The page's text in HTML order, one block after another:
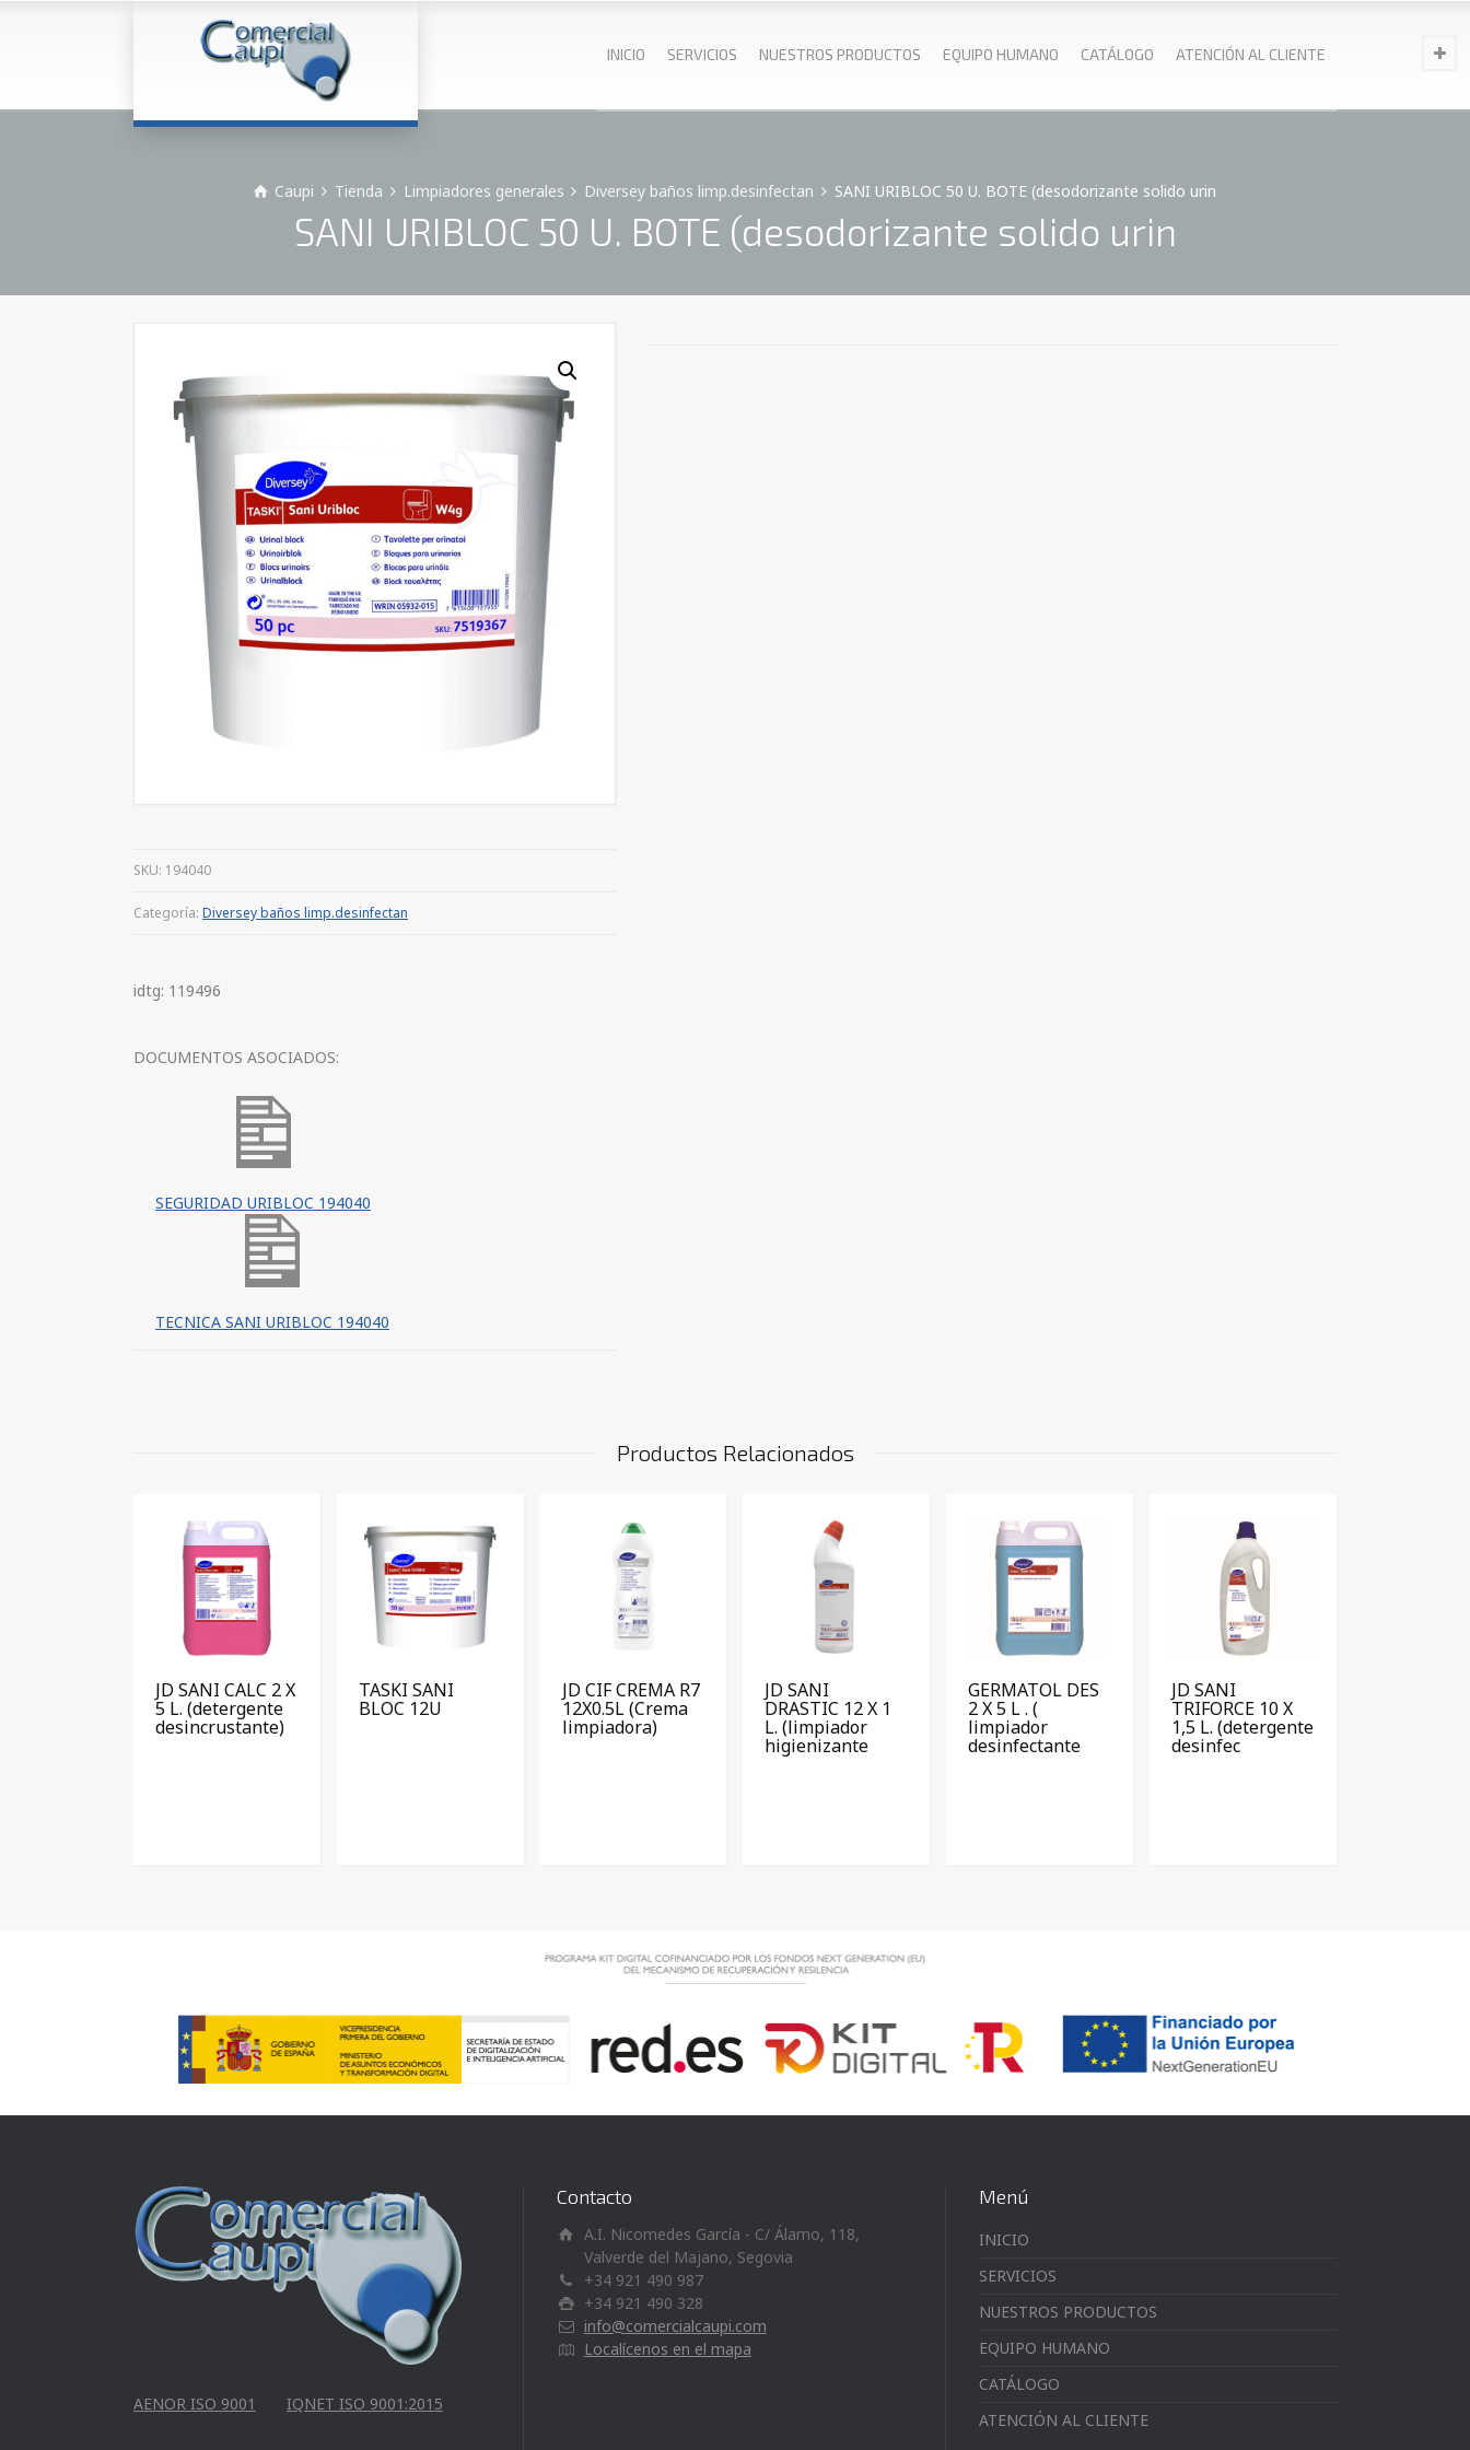
INICIO SERVICIOS NUESTROS PRODUCTOS EQUIPO HUMANO CATÁLOGO ATENCIÓN AL CLIENTE
Caupi Tienda Limpiadores generales Diversey baños limp.desinfectan SANI URIBLOC 50 U. BOTE (desodorizante solido urin
SANI URIBLOC 50 U. BOTE (desodorizante solido urin
SKU: 194040
Categoría: Diversey baños limp.desinfectan
idtg: 119496
DOCUMENTOS ASOCIADOS:
SEGURIDAD URIBLOC 194040
TECNICA SANI URIBLOC 194040
Productos Relacionados
JD SANI CALC 2 X
5 L. (detergente
desincrustante)
TASKI SANI
BLOC 12U
JD CIF CREMA R7
12X0.5L (Crema
limpiadora)
JD SANI
DRASTIC 12 X 1
L. (limpiador
higienizante
GERMATOL DES
2 X 5 L . (
limpiador
desinfectante
JD SANI
TRIFORCE 10 X
1,5 L. (detergente
desinfec
AENOR ISO 9001 IQNET ISO 9001:2015
Contacto
A.I. Nicomedes García - C/ Álamo, 118,
Valverde del Majano, Segovia
+34 921 490 987
+34 921 490 328
info@comercialcaupi.com
Localícenos en el mapa
Menú
INICIO
SERVICIOS
NUESTROS PRODUCTOS
EQUIPO HUMANO
CATÁLOGO
ATENCIÓN AL CLIENTE